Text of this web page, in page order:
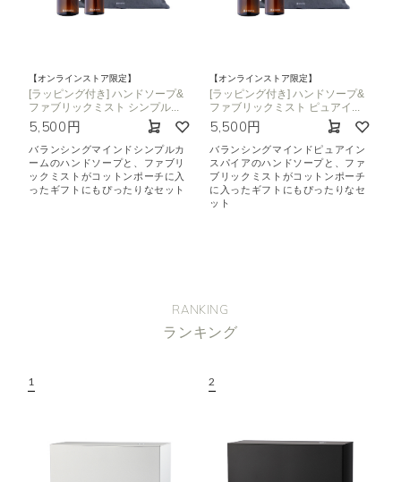
【オンラインストア限定】
[ラッピング付き] ハンドソープ&
ファブリックミスト シンプル...
5,500円
バランシングマインドシンプルカ
ームのハンドソープと、ファブリ
ックミストがコットンポーチに入
ったギフトにもぴったりなセット
【オンラインストア限定】
[ラッピング付き] ハンドソープ&
ファブリックミスト ピュアイ...
5,500円
バランシングマインドピュアイン
スパイアのハンドソープと、ファ
ブリックミストがコットンポーチ
に入ったギフトにもぴったりなセ
ット
RANKING
ランキング